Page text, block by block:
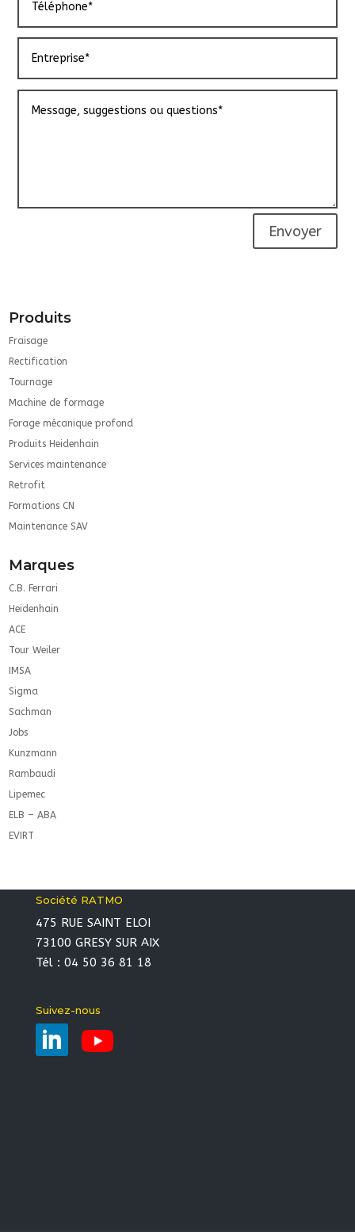
Envoyer
Produits
Fraisage
Rectification
Tournage
Machine de formage
Forage mécanique profond
Produits Heidenhain
Services maintenance
Retrofit
Formations CN
Maintenance SAV
Marques
C.B. Ferrari
Heidenhain
ACE
Tour Weiler
IMSA
Sigma
Sachman
Jobs
Kunzmann
Rambaudi
Lipemec
ELB – ABA
EVIRT
Société RATMO
475 RUE SAINT ELOI
73100 GRESY SUR AIX
Tél : 04 50 36 81 18
Suivez-nous